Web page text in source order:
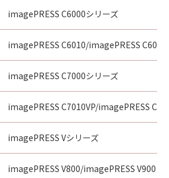
imagePRESS C6000シリーズ
imagePRESS C6010/imagePRESS C6011
imagePRESS C7000シリーズ
imagePRESS C7010VP/imagePRESS
imagePRESS Vシリーズ
imagePRESS V800/imagePRESS V900